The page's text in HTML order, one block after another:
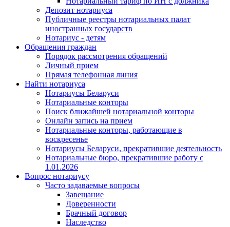
Депозит нотариуса
Публичные реестры нотариальных палат
иностранных государств
Нотариус - детям
Обращения граждан
Порядок рассмотрения обращений
Личный прием
Прямая телефонная линия
Найти нотариуса
Нотариусы Беларуси
Нотариальные конторы
Поиск ближайшей нотариальной конторы
Онлайн запись на прием
Нотариальные конторы, работающие в
воскресенье
Нотариусы Беларуси, прекратившие деятельность
Нотариальные бюро, прекратившие работу с
1.01.2026
Вопрос нотариусу
Часто задаваемые вопросы
Завещание
Доверенности
Брачный договор
Наследство